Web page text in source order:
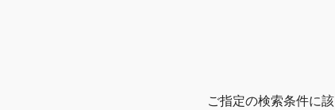
ご指定の検索条件に